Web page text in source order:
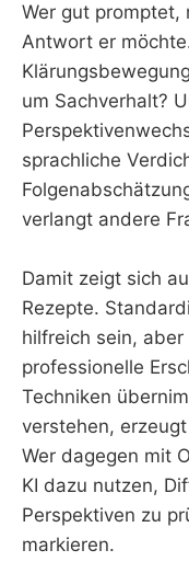
Wer gut promptet,
Antwort er
um Sachverhalt?
sprachliche
verlangt andere
Damit zeigt sich
Rezepte.
hilfreich sein,
professionelle
Techniken
verstehen,
Wer dagegen mit
KI dazu nutzen,
Perspektiven zu
markieren.